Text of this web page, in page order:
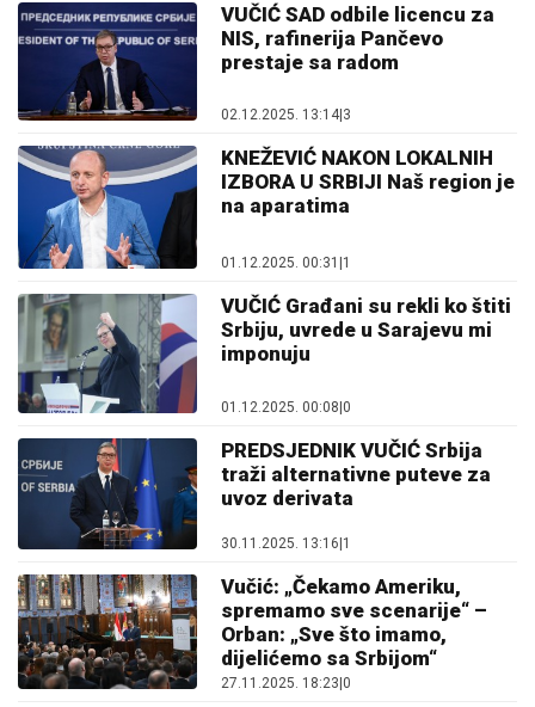
VUČIĆ SAD odbile licencu za
NIS, rafinerija Pančevo
prestaje sa radom
02.12.2025. 13:14|3
KNEŽEVIĆ NAKON LOKALNIH
IZBORA U SRBIJI Naš region je
na aparatima
01.12.2025. 00:31 |1
VUČIĆ Građani su rekli ko štiti
Srbiju, uvrede u Sarajevu mi
imponuju
01.12.2025. 00:08 0
PREDSJEDNIK VUČIĆ Srbija
traži alternativne puteve za
uvoz derivata
30.11.2025. 13:16|1
Vučić: „Čekamo Ameriku,
spremamo sve scenarije“ –
Orban: „Sve što imamo,
dijelićemo sa Srbijom“
27.11.2025. 18:23 0